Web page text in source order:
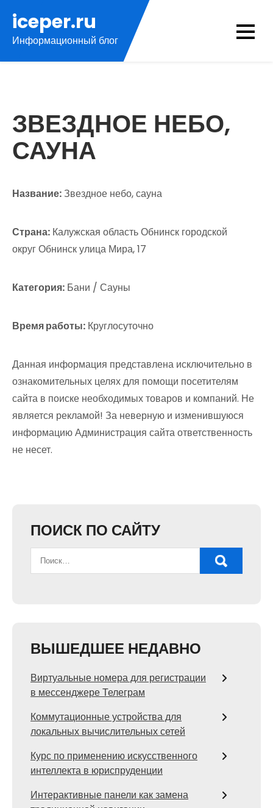
содержимому
iceper.ru
Информационный блог
ЗВЕЗДНОЕ НЕБО,
САУНА
Название:Звездное небо, сауна
Страна: Калужская область Обнинск городской
округ Обнинск улица Мира, 17
Категория: Бани / Сауны
Время работы: Круглосуточно
Данная информация представлена исключительно в
ознакомительных целях для помощи посетителям
сайта в поиске необходимых товаров и компаний. Не
является рекламой! За неверную и изменившуюся
информацию Администрация сайта ответственность
не несет.
ПОИСК ПО САЙТУ
ВЫШЕДШЕЕ НЕДАВНО
Виртуальные номера для регистрации
в мессенджере Телеграм
Коммутационные устройства для
локальных вычислительных сетей
Курс по применению искусственного
интеллекта в юриспруденции
Интерактивные панели как замена